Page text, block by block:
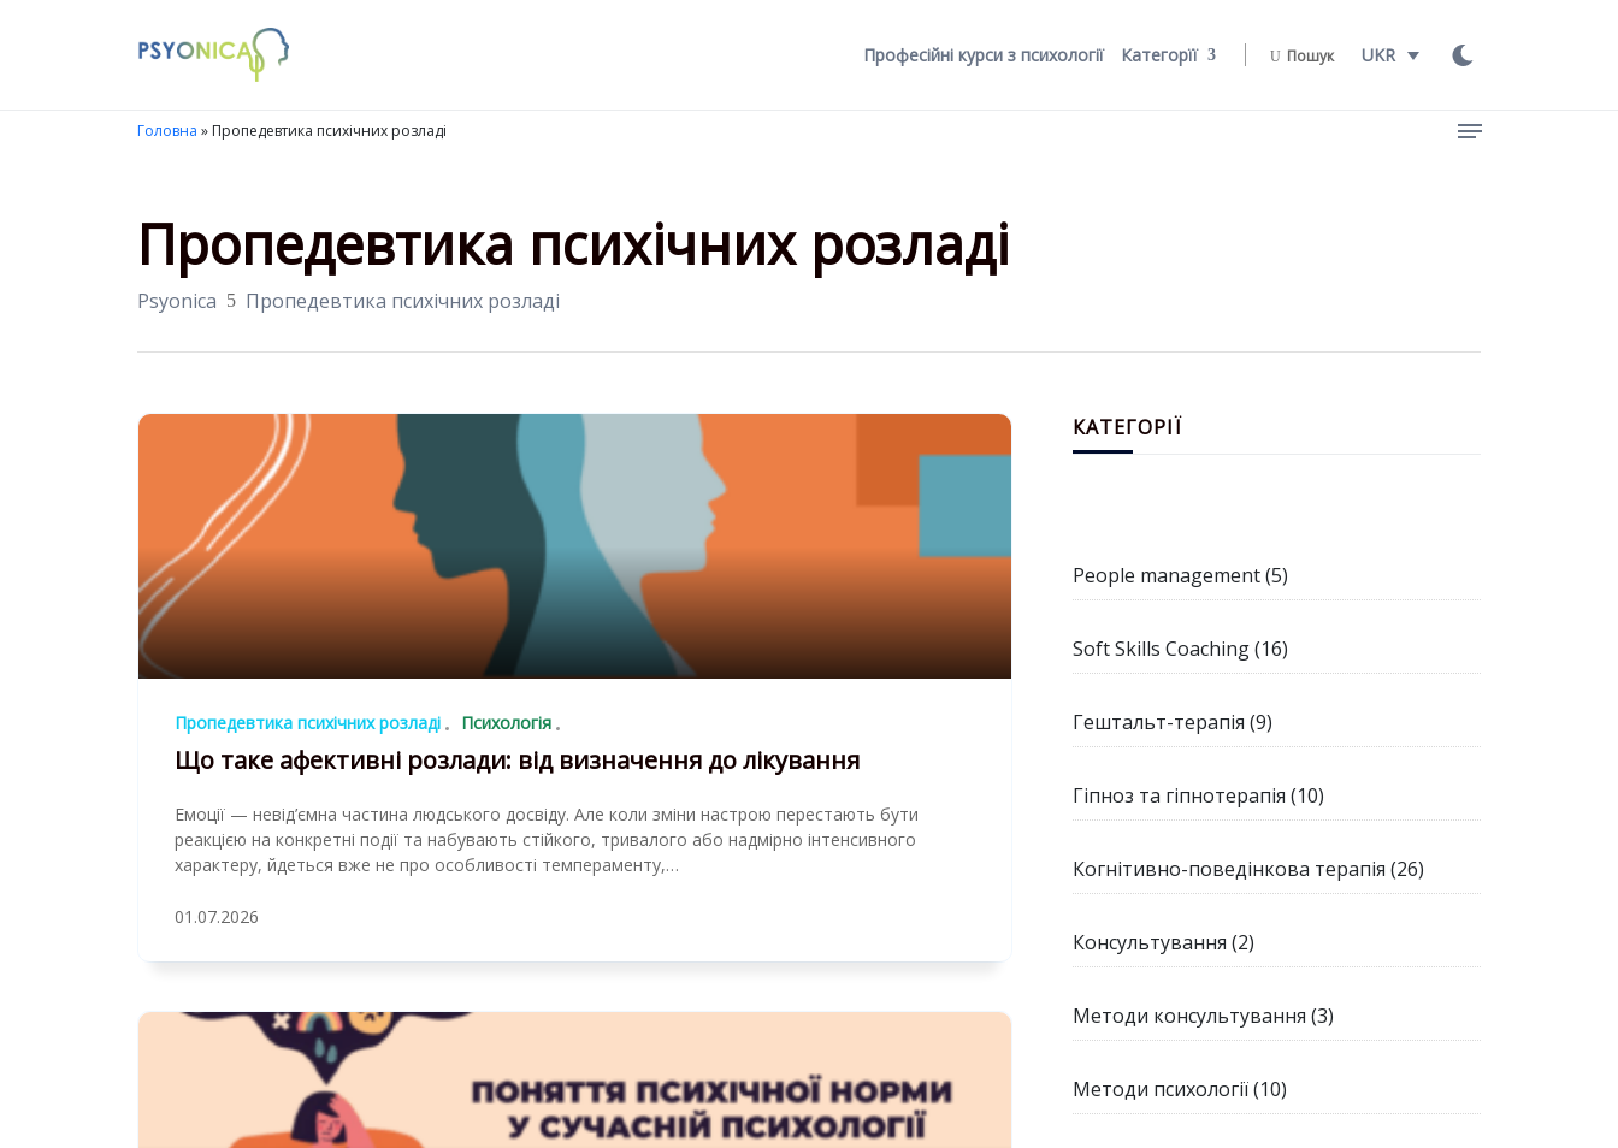
Професійні курси з психології Категорїї Пошук UKR
Головна » Пропедевтика психічних розладі
Пропедевтика психічних розладі
Psyonica Пропедевтика психічних розладі
Пропедевтика психічних розладі Психологія
Що таке афективні розлади: від визначення до лікування
Емоції — невід’ємна частина людського досвіду. Але коли зміни настрою перестають бути
реакцією на конкретні події та набувають стійкого, тривалого або надмірно інтенсивного
характеру, йдеться вже не про особливості темпераменту,…
01.07.2026
КАТЕГОРІЇ
People management(5)
Soft Skills Coaching(16)
Гештальт-терапія (9)
Гіпноз та гіпнотерапія (10)
Когнітивно-поведінкова терапія (26)
Консультування (2)
Методи консультування (3)
Методи психології(10)